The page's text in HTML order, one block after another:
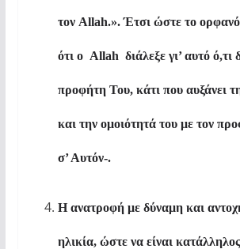
τον Allah.». Έτσι ώστε το ορφανό
ότι ο Allah διάλεξε γι’ αυτό ό,τι
προφήτη Του, κάτι που αυξάνει
και την ομοιότητά του με τον
σ’ Αυτόν-.
Η ανατροφή με δύναμη και
ηλικία, ώστε να είναι